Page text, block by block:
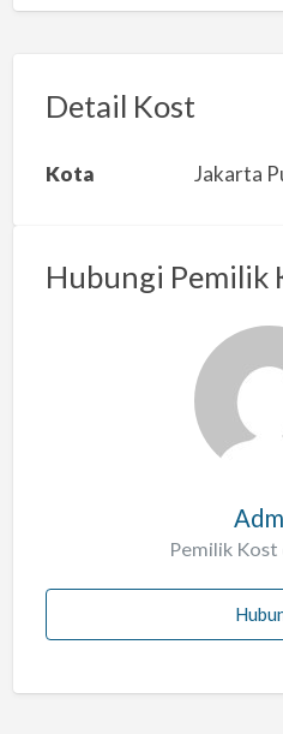
r
a
s
Detail Kost
Kota Jakarta
Hubungi Pemilik
Pemilik